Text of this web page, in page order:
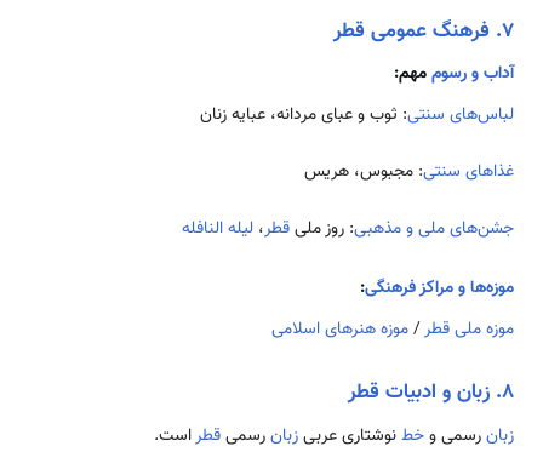
۷. فرهنگ عمومی قطر
آداب و رسوممهم:
لباس‌های سنتی: ثوب و عبای مردانه، عبایه زنان
غذاهای سنتی: مجبوس، هریس
جشن‌های ملی و مذهبی: روز ملیقطر، لیله النافله
موزه‌ها و مراکز فرهنگی:
موزه ملی قطر/موزه هنرهای اسلامی
۸. زبان و ادبیات قطر
زبانرسمی وخطنوشتاری عربیزبانرسمیقطراست.